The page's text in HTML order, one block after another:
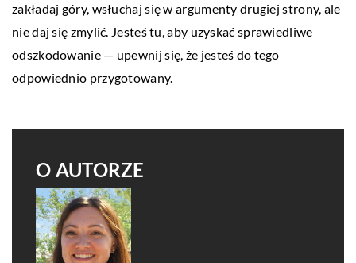
zakładaj góry, wsłuchaj się w argumenty drugiej strony, ale
nie daj się zmylić. Jesteś tu, aby uzyskać sprawiedliwe
odszkodowanie — upewnij się, że jesteś do tego
odpowiednio przygotowany.
O AUTORZE